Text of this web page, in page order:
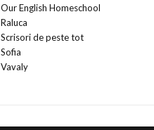
Our English Homeschool
Raluca
Scrisori de peste tot
Sofia
Vavaly